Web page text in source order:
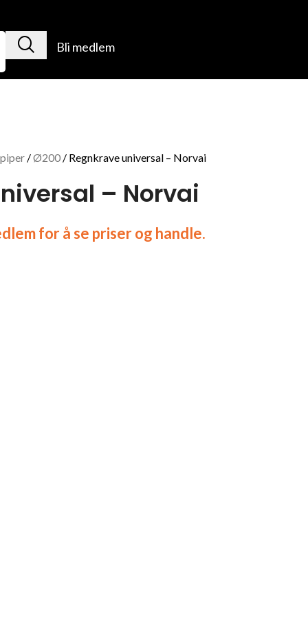
Bli medlem
Ø200 Regnkrave universal – Norvai
– Norvai
for å se priser og handle.